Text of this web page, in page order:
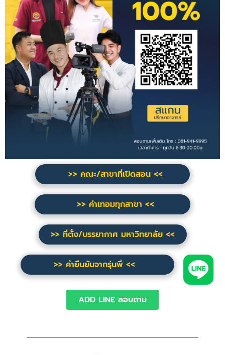
>> คณะ/สาขาที่เปิดสอน <<
>> ค่าเทอมทุกสาขา <<
>> ที่ตั้ง/บรรยากาศ มหาวิทยาลัย <<
>> คำยืนยันจากรุ่นพี่ <<
ADD LINE สอบถาม